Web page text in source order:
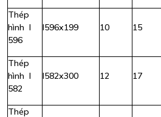
Thép
hình I
596
I596x199 10 15
Thép
hình I
582
I582x300 12 17
Thép